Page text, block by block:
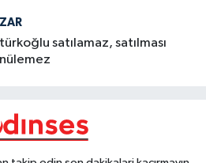
satılamaz, satılması